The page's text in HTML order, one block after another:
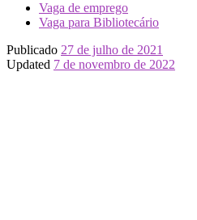
Vaga de emprego
Vaga para Bibliotecário
Publicado 27 de julho de 2021
Updated 7 de novembro de 2022